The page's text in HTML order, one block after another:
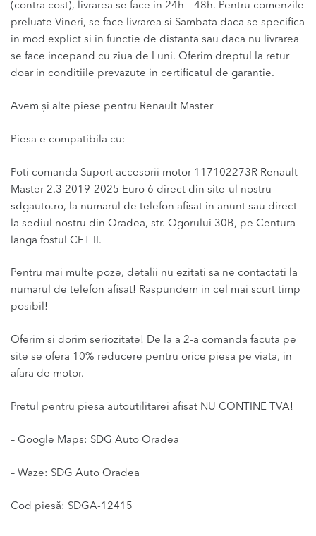
(contra cost), livrarea se face in 24h – 48h. Pentru comenzile
preluate Vineri, se face livrarea si Sambata daca se specifica
in mod explict si in functie de distanta sau daca nu livrarea
se face incepand cu ziua de Luni. Oferim dreptul la retur
doar in conditiile prevazute in certificatul de garantie.
Avem și alte piese pentru Renault Master
Piesa e compatibila cu:
Poti comanda Suport accesorii motor 117102273R Renault
Master 2.3 2019-2025 Euro 6 direct din site-ul nostru
sdgauto.ro, la numarul de telefon afisat in anunt sau direct
la sediul nostru din Oradea, str. Ogorului 30B, pe Centura
langa fostul CET II.
Pentru mai multe poze, detalii nu ezitati sa ne contactati la
numarul de telefon afisat! Raspundem in cel mai scurt timp
posibil!
Oferim si dorim seriozitate! De la a 2-a comanda facuta pe
site se ofera 10% reducere pentru orice piesa pe viata, in
afara de motor.
Pretul pentru piesa autoutilitarei afisat NU CONTINE TVA!
– Google Maps: SDG Auto Oradea
– Waze: SDG Auto Oradea
Cod piesă: SDGA-12415